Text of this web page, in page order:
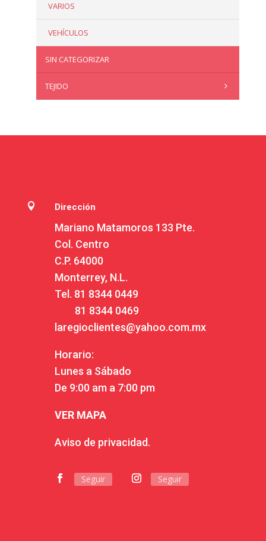
VARIOS
VEHÍCULOS
SIN CATEGORIZAR
TEJIDO
 Dirección
Mariano Matamoros 133 Pte.
Col. Centro
C.P. 64000
Monterrey, N.L.
Tel. 81 8344 0449
81 8344 0469
laregioclientes@yahoo.com.mx
Horario:
Lunes a Sábado
De 9:00 am a 7:00 pm
VER MAPA
Aviso de privacidad.
Seguir Seguir